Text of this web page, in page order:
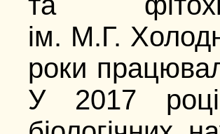
ім. М.Г.
роки
У 2017 році